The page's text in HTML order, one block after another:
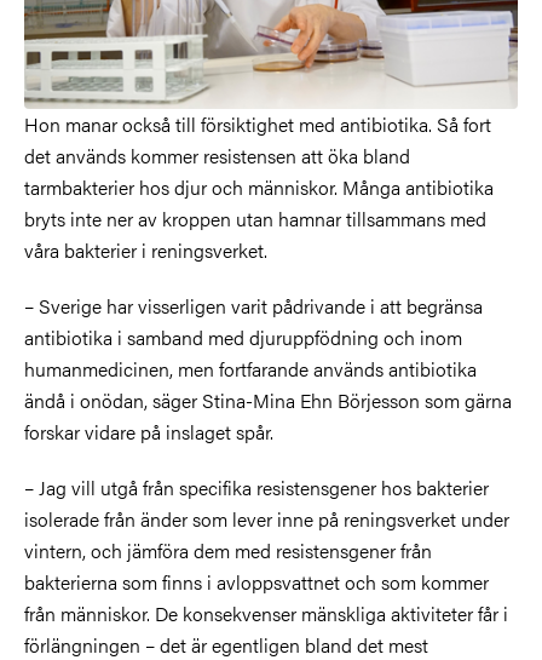
Hon manar också till försiktighet med antibiotika. Så fort
det används kommer resistensen att öka bland
tarmbakterier hos djur och människor. Många antibiotika
bryts inte ner av kroppen utan hamnar tillsammans med
våra bakterier i reningsverket.
– Sverige har visserligen varit pådrivande i att begränsa
antibiotika i samband med djuruppfödning och inom
humanmedicinen, men fortfarande används antibiotika
ändå i onödan, säger Stina-Mina Ehn Börjesson som gärna
forskar vidare på inslaget spår.
– Jag vill utgå från specifika resistensgener hos bakterier
isolerade från änder som lever inne på reningsverket under
vintern, och jämföra dem med resistensgener från
bakterierna som finns i avloppsvattnet och som kommer
från människor. De konsekvenser mänskliga aktiviteter får i
förlängningen – det är egentligen bland det mest